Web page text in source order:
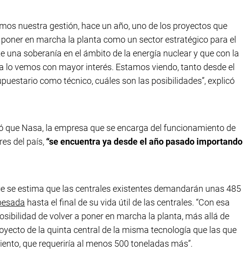
nuestra gestión, hace un año, uno de los proyectos que
en marcha la planta como un sector estratégico para el
una soberanía en el ámbito de la energía nuclear y que con la
lo vemos con mayor interés. Estamos viendo, tanto desde el
como técnico, cuáles son las posibilidades”, explicó
que Nasa, la empresa que se encarga del funcionamiento de
del país, “se encuentra ya desde el año pasado importando
se estima que las centrales existentes demandarán unas 485
hasta el final de su vida útil de las centrales. “Con esa
de volver a poner en marcha la planta, más allá de
de la quinta central de la misma tecnología que las que
que requeriría al menos 500 toneladas más”.